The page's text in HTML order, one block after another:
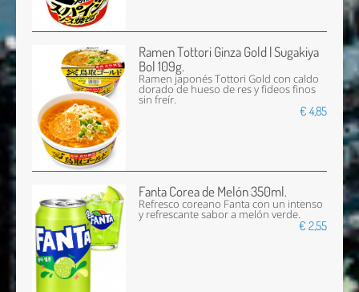
Ramen Tottori Ginza Gold | Sugakiya
Bol 109g.
Ramen japonés Tottori Gold con caldo
dorado de hueso de res y fideos finos
sin freír.
€ 4,85
Fanta Corea de Melón 350ml.
Refresco coreano Fanta con un intenso
y refrescante sabor a melón verde.
€ 2,55